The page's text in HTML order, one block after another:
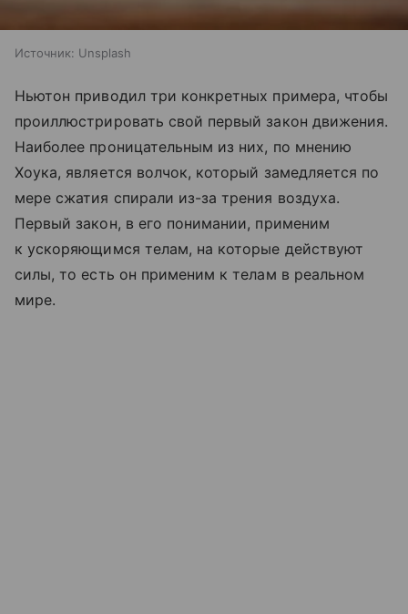
Источник: Unsplash
Ньютон приводил три конкретных примера, чтобы
проиллюстрировать свой первый закон движения.
Наиболее проницательным из них, по мнению
Хоука, является волчок, который замедляется по
мере сжатия спирали из-за трения воздуха.
Первый закон, в его понимании, применим
к ускоряющимся телам, на которые действуют
силы, то есть он применим к телам в реальном
мире.